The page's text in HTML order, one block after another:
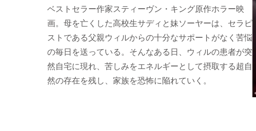
ベストセラー作家スティーヴン・キング原作ホラー映
画。母を亡くした高校生サディと妹ソーヤーは、セラピ
ストである父親ウィルからの十分なサポートがなく苦悩
の毎日を送っている。そんなある日、ウィルの患者が突
然自宅に現れ、苦しみをエネルギーとして摂取する超自
然の存在を残し、家族を恐怖に陥れていく。